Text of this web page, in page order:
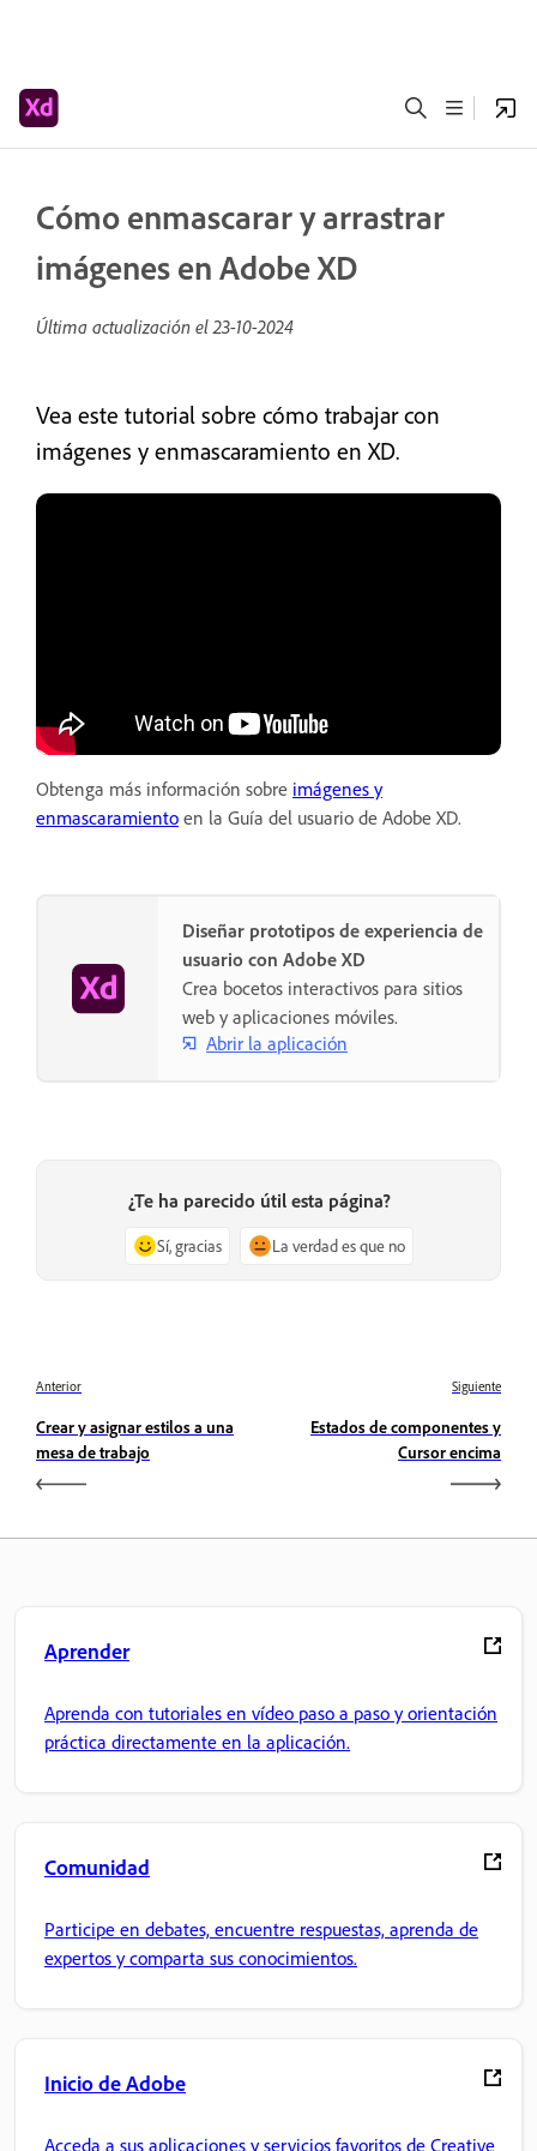
Cómo enmascarar y arrastrar
imágenes en Adobe XD
Última actualización el23-10-2024
Vea este tutorial sobre cómo trabajar con
imágenes y enmascaramiento en XD.
Obtenga más información sobre imágenes y
enmascaramiento en la Guía del usuario de Adobe XD.
Diseñar prototipos de experiencia de
usuario con Adobe XD
Crea bocetos interactivos para sitios
web y aplicaciones móviles.
Abrir la aplicación
¿Te ha parecido útil esta página?
Sí, gracias La verdad es que no
Anterior
Crear y asignar estilos a una
mesa de trabajo
Siguiente
Estados de componentes y
Cursor encima
Aprender
Aprenda con tutoriales en vídeo paso a paso y orientación
práctica directamente en la aplicación.
Comunidad
Participe en debates, encuentre respuestas, aprenda de
expertos y comparta sus conocimientos.
Inicio de Adobe
Acceda a sus aplicaciones y servicios favoritos de Creative